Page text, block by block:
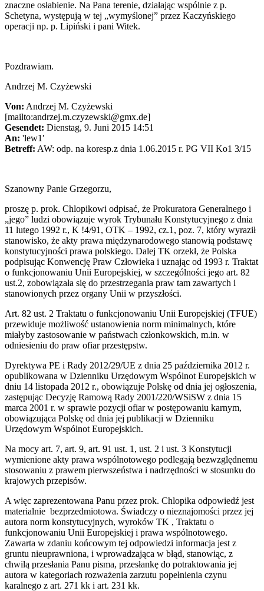
znaczne osłabienie. Na Pana terenie, działając wspólnie z p.
Schetyna, występują w tej „wymyślonej” przez Kaczyńskiego
operacji np. p. Lipiński i pani Witek.
Pozdrawiam.
Andrzej M. Czyżewski
Von: Andrzej M. Czyżewski
[mailto:andrzej.m.czyzewski@gmx.de]
Gesendet: Dienstag, 9. Juni 2015 14:51
An: 'lew1′
Betreff: AW: odp. na koresp.z dnia 1.06.2015 r. PG VII Ko1 3/15
Szanowny Panie Grzegorzu,
proszę p. prok. Chlopikowi odpisać, że Prokuratora Generalnego i
„jego” ludzi obowiązuje wyrok Trybunału Konstytucyjnego z dnia
11 lutego 1992 r., K !4/91, OTK – 1992, cz.1, poz. 7, który wyraził
stanowisko, że akty prawa międzynarodowego stanowią podstawę
konstytucyjności prawa polskiego. Dalej TK orzekł, że Polska
podpisując Konwencję Praw Człowieka i uznając od 1993 r. Traktat
o funkcjonowaniu Unii Europejskiej, w szczególności jego art. 82
ust.2, zobowiązała się do przestrzegania praw tam zawartych i
stanowionych przez organy Unii w przyszłości.
Art. 82 ust. 2 Traktatu o funkcjonowaniu Unii Europejskiej (TFUE)
przewiduje możliwość ustanowienia norm minimalnych, które
miałyby zastosowanie w państwach członkowskich, m.in. w
odniesieniu do praw ofiar przestępstw.
Dyrektywa PE i Rady 2012/29/UE z dnia 25 października 2012 r.
opublikowana w Dzienniku Urzędowym Wspólnot Europejskich w
dniu 14 listopada 2012 r., obowiązuje Polskę od dnia jej ogłoszenia,
zastępując Decyzję Ramową Rady 2001/220/WSiSW z dnia 15
marca 2001 r. w sprawie pozycji ofiar w postępowaniu karnym,
obowiązująca Polskę od dnia jej publikacji w Dzienniku
Urzędowym Wspólnot Europejskich.
Na mocy art. 7, art. 9, art. 91 ust. 1, ust. 2 i ust. 3 Konstytucji
wymienione akty prawa wspólnotowego podlegają bezwzględnemu
stosowaniu z prawem pierwszeństwa i nadrzędności w stosunku do
krajowych przepisów.
A więc zaprezentowana Panu przez prok. Chlopika odpowiedź jest
materialnie bezprzedmiotowa. Świadczy o nieznajomości przez jej
autora norm konstytucyjnych, wyroków TK , Traktatu o
funkcjonowaniu Unii Europejskiej i prawa wspólnotowego.
Zawarta w zdaniu końcowym tej odpowiedzi informacja jest z
gruntu nieuprawniona, i wprowadzająca w błąd, stanowiąc, z
chwilą przesłania Panu pisma, przesłankę do potraktowania jej
autora w kategoriach rozważenia zarzutu popełnienia czynu
karalnego z art. 271 kk i art. 231 kk.